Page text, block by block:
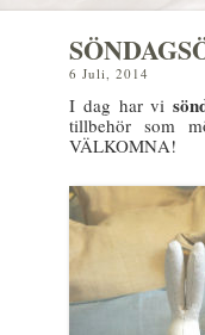
6 Juli, 2014
I dag har vi
tillbehör som
VÄLKOMNA!